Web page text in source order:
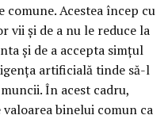
Acestea încep cu
vii și de a nu le reduce la
și de a accepta simțul
artificială tinde să-l
În acest cadru,
binelui comun ca